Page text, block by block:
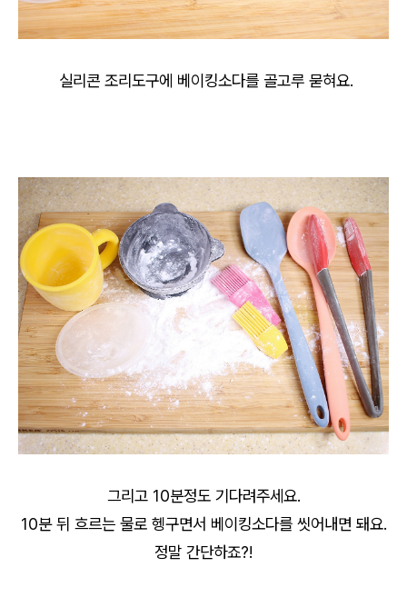
실리콘 조리도구에 베이킹소다를 골고루 묻혀요.
그리고 10분정도 기다려주세요.
10분 뒤 흐르는 물로 헹구면서 베이킹소다를 씻어내면 돼요.
정말 간단하죠?!